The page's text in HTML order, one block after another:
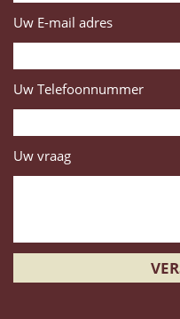
Uw E-mail adres
Uw Telefoonnummer
Uw vraag